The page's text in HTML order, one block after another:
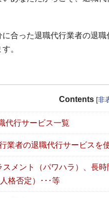
に合った退職代行業者の退
。
Contents [非
代行サービス一覧
業者の退職代行サービスを
スメント（パワハラ）、長
格否定）･･･等